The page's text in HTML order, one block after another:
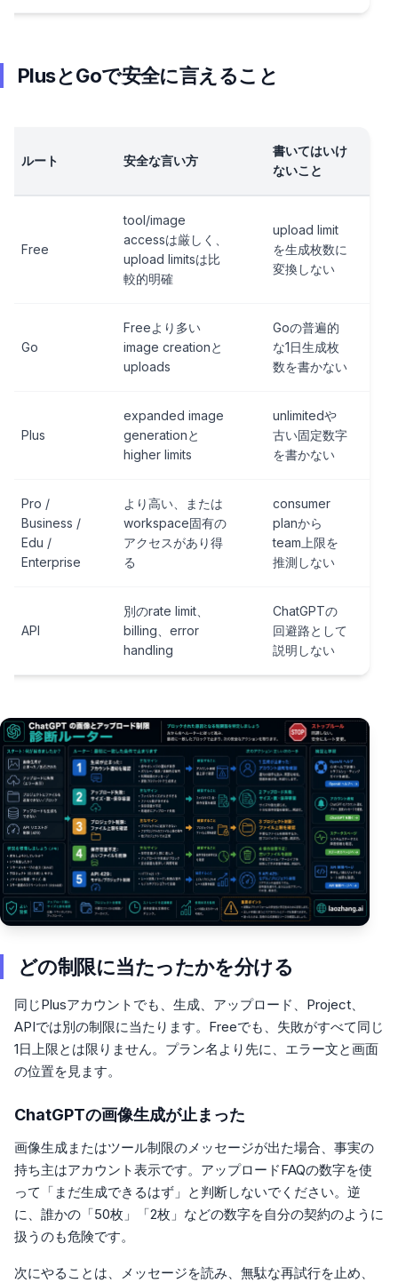
PlusとGoで安全に言えること
ルート 安全な言い方
書いてはいけ
ないこと
Free
tool/image
accessは厳しく、
upload limitsは比
較的明確
upload limit
を生成枚数に
変換しない
Go
Freeより多い
image creationと
uploads
Goの普遍的
な1日生成枚
数を書かない
Plus
expanded image
generationと
higher limits
unlimitedや
古い固定数字
を書かない
Pro /
Business /
Edu /
Enterprise
より高い、または
workspace固有の
アクセスがあり得
る
consumer
planから
team上限を
推測しない
API
別のrate limit、
billing、error
handling
ChatGPTの
回避路として
説明しない
どの制限に当たったかを分ける
同じPlusアカウントでも、生成、アップロード、Project、
APIでは別の制限に当たります。Freeでも、失敗がすべて同じ
1日上限とは限りません。プラン名より先に、エラー文と画面
の位置を見ます。
ChatGPTの画像生成が止まった
画像生成またはツール制限のメッセージが出た場合、事実の
持ち主はアカウント表示です。アップロードFAQの数字を使
って「まだ生成できるはず」と判断しないでください。逆
に、誰かの「50枚」「2枚」などの数字を自分の契約のように
扱うのも危険です。
次にやることは、メッセージを読み、無駄な再試行を止め、